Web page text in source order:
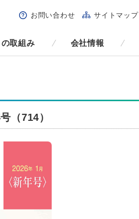
取組み 会社情報
お問い合わせ サイトマップ
（714）